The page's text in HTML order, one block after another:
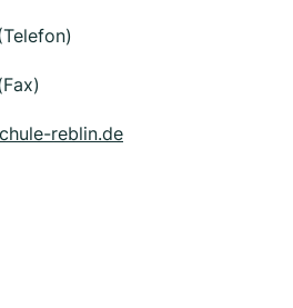
reblin.de